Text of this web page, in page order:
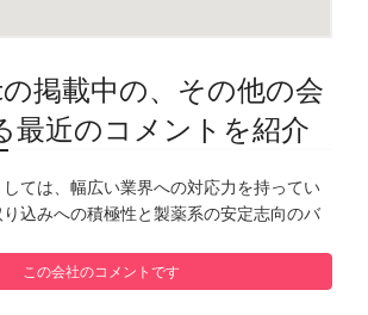
掲載中の、その他の会
最近のコメントを紹介
ては、幅広い業界への対応力を持ってい
込みへの積極性と製薬系の安定志向のバ
この会社のコメントです